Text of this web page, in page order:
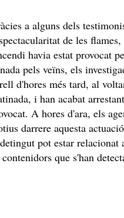
a alguns dels
de les
havia estat provocat
pels veïns, els
d'hores més tard, al
i han acabat
A hores d'ara, els
darrere aquesta
pot estar relacionat
contenidors que s'han